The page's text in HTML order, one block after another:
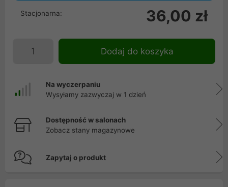
Stacjonarna: 36,00 zł
Dodaj do koszyka
Na wyczerpaniu
Wysyłamy zazwyczaj w 1 dzień
Dostępność w salonach
Zobacz stany magazynowe
Zapytaj o produkt